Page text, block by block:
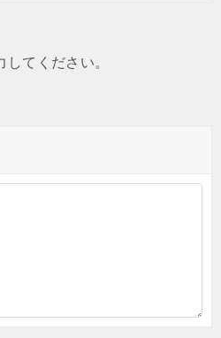
してください。